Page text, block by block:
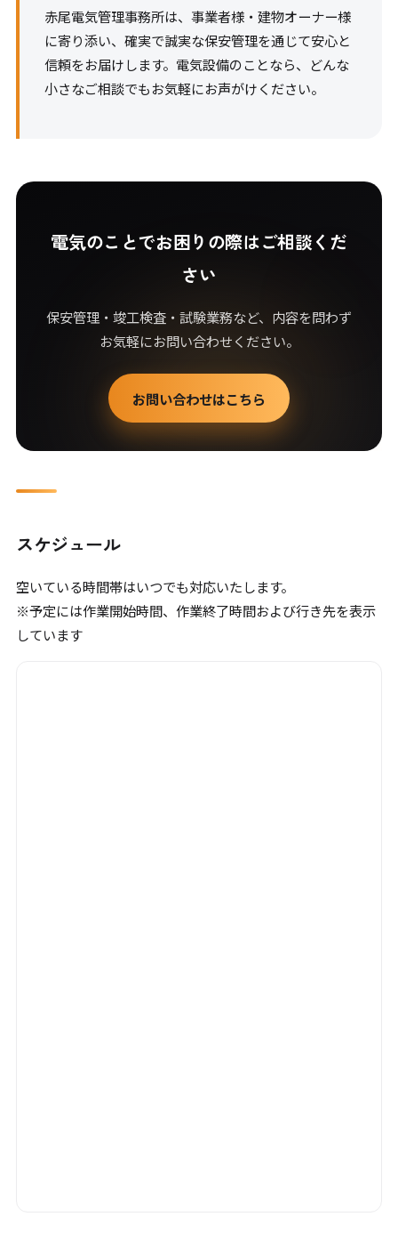
赤尾電気管理事務所は、事業者様・建物オーナー様
に寄り添い、確実で誠実な保安管理を通じて安心と
信頼をお届けします。電気設備のことなら、どんな
小さなご相談でもお気軽にお声がけください。
電気のことでお困りの際はご相談くだ
さい
保安管理・竣工検査・試験業務など、内容を問わず
お気軽にお問い合わせください。
お問い合わせはこちら
スケジュール
空いている時間帯はいつでも対応いたします。
※予定には作業開始時間、作業終了時間および行き先を表示
しています